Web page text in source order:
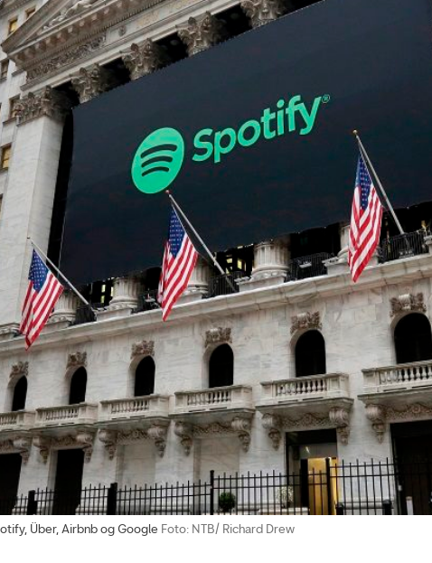
Über, Airbnb og Google Foto: NTB/ Richard Drew